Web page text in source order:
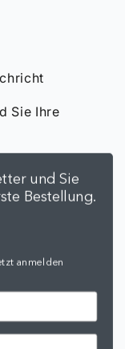
und Sie
Bestellung.
anmelden